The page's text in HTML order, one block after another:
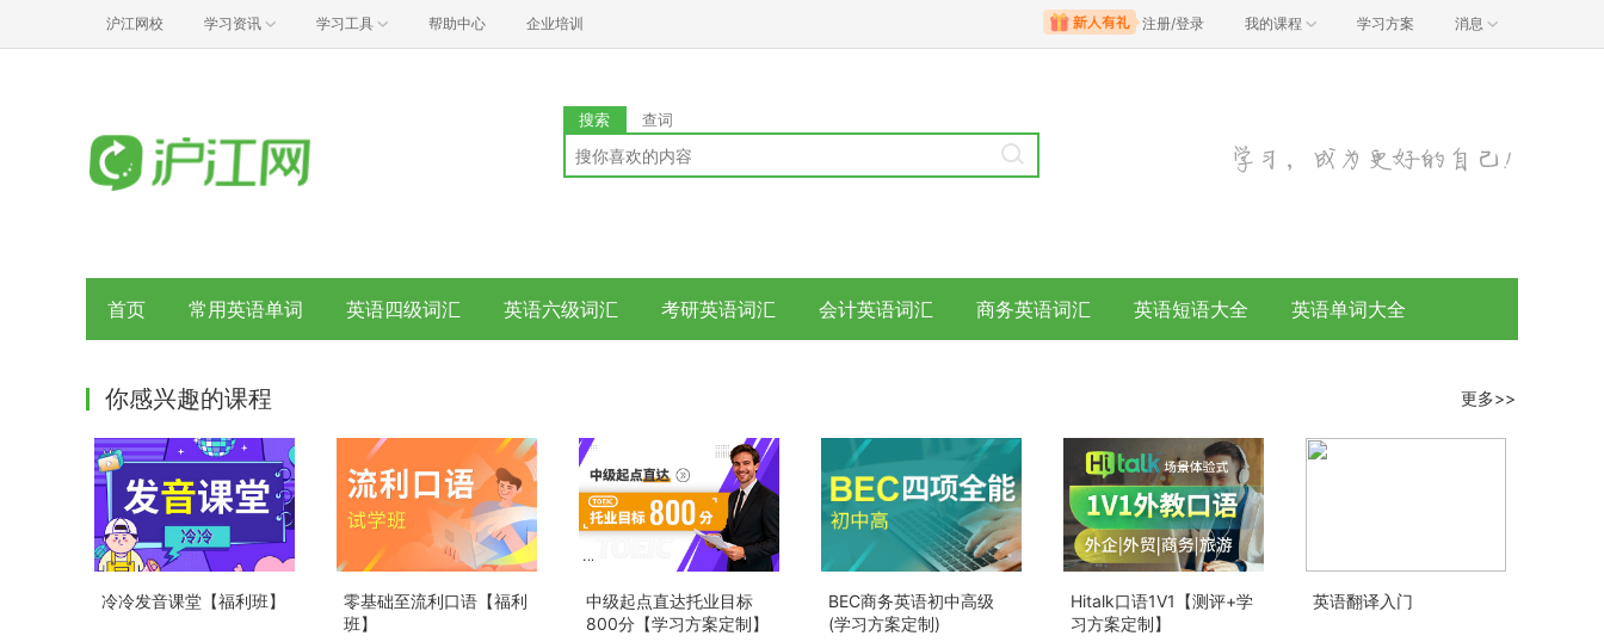
沪江网校 学习资讯 学习工具 帮助中心 企业培训 注册/登录 我的课程 学习方案 消息
搜索 查词
首页 常用英语单词 英语四级词汇 英语六级词汇 考研英语词汇 会计英语词汇 商务英语词汇 英语短语大全 英语单词大全
你感兴趣的课程 更多>>
冷冷发音课堂【福利班】
零基础至流利口语【福利
班】
中级起点直达托业目标
800分【学习方案定制】
BEC商务英语初中高级
(学习方案定制)
Hitalk口语1V1【测评+学
习方案定制】
英语翻译入门